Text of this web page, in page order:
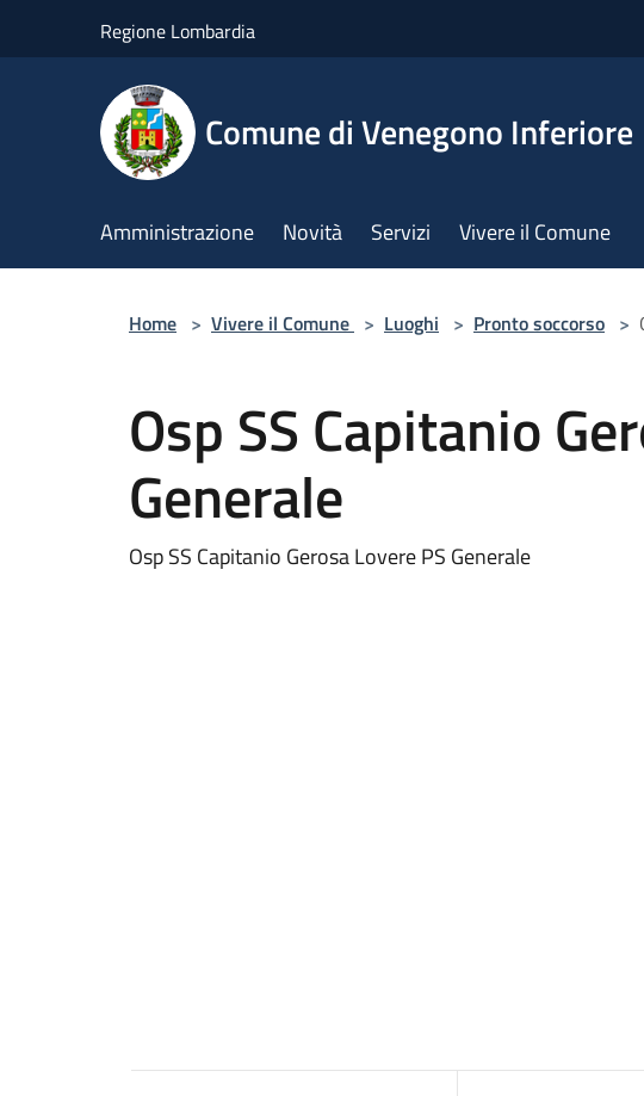
Regione Lombardia
Comune di Venegono Inferiore
Amministrazione Novità Servizi Vivere il Comune
Home > Vivere il Comune > Luoghi > Pronto soccorso >
Osp SS Capitanio
Generale
Osp SS Capitanio Gerosa Lovere PS Generale